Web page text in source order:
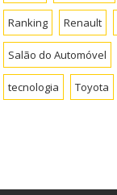
Ranking Renault
Salão do Automóvel
tecnologia Toyota